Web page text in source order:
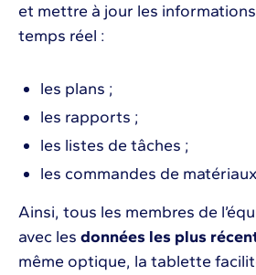
et mettre à jour les
temps réel :
les plans ;
les rapports ;
les listes de tâches ;
les commandes de
Ainsi, tous les membres de
avec les données les plus
même optique, la tablette